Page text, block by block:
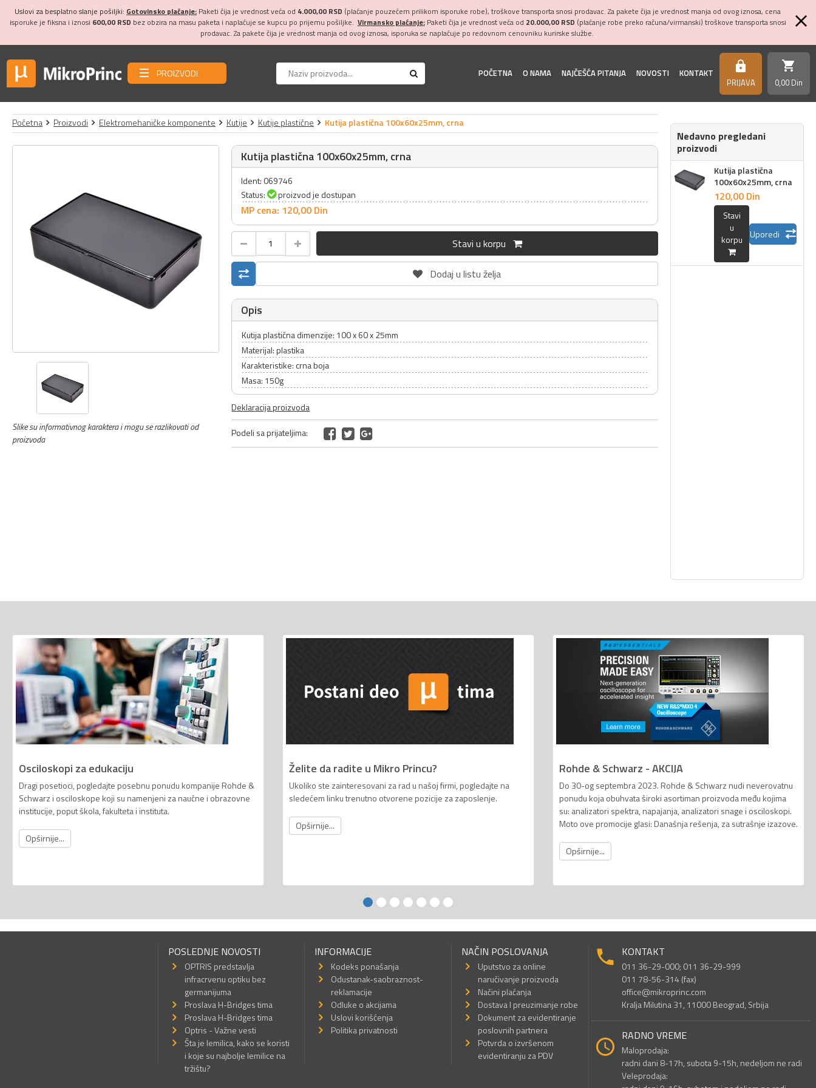
Uslovi za besplatno slanje pošiljki: Gotovinsko plaćanje: Paketi čija je vrednost veća od 4.000,00 RSD (plaćanje pouzećem prilikom isporuke robe), troškove transporta snosi prodavac. Za pakete čija je vrednost manja od ovog iznosa, cena
isporuke je fiksna i iznosi 600,00 RSD bez obzira na masu paketa i naplaćuje se kupcu po prijemu pošiljke. Virmansko plaćanje:Paketi čija je vrednost veća od 20.000,00 RSD (plaćanje robe preko računa/virmanski) troškove transporta snosi
prodavac. Za pakete čija je vrednost manja od ovog iznosa, isporuka se naplaćuje po redovnom cenovniku kurirske službe.
PROIZVODI POČETNA O NAMA NAJČEŠĆA PITANJA NOVOSTI KONTAKT https
PRIJAVA
shopping_cart
0,00 Din
Početna Proizvodi Elektromehaničke komponente Kutije Kutije plastične Kutija plastična 100x60x25mm, crna
Slike su informativnog karaktera i mogu se razlikovati od
proizvoda
Kutija plastična 100x60x25mm, crna
Ident: 069746
Status:
proizvod je dostupan
MP cena: 120,00 Din
Stavi u korpu
Dodaj u listu želja
Opis
Kutija plastična dimenzije: 100 x 60 x 25mm
Materijal: plastika
Karakteristike: crna boja
Masa: 150g
Deklaracija proizvoda
Podeli sa prijateljima:
Nedavno pregledani
proizvodi
Kutija plastična
100x60x25mm, crna
120,00 Din
Stavi
u
korpu
Uporedi
Osciloskopi za edukaciju
Dragi posetioci, pogledajte posebnu ponudu kompanije Rohde &
Schwarz i osciloskope koji su namenjeni za naučne i obrazovne
institucije, poput škola, fakulteta i instituta.
Opširnije...
Želite da radite u Mikro Princu?
Ukoliko ste zainteresovani za rad u našoj firmi, pogledajte na
sledećem linku trenutno otvorene pozicije za zaposlenje.
Opširnije...
Rohde & Schwarz - AKCIJA
Do 30-og septembra 2023. Rohde & Schwarz nudi neverovatnu
ponudu koja obuhvata široki asortiman proizvoda među kojima
su: analizatori spektra, napajanja, analizatori snage i osciloskopi.
Moto ove promocije glasi: Današnja rešenja, za sutrašnje izazove.
Opširnije...
POSLEDNJE NOVOSTI
OPTRIS predstavlja
infracrvenu optiku bez
germanijuma
Proslava H-Bridges tima
Proslava H-Bridges tima
Optris - Važne vesti
Šta je lemilica, kako se koristi
i koje su najbolje lemilice na
tržištu?
INFORMACIJE
Kodeks ponašanja
Odustanak-saobraznost-
reklamacije
Odluke o akcijama
Uslovi korišćenja
Politika privatnosti
NAČIN POSLOVANJA
Uputstvo za online
naručivanje proizvoda
Načini plaćanja
Dostava I preuzimanje robe
Dokument za evidentiranje
poslovnih partnera
Potvrda o izvršenom
evidentiranju za PDV
KONTAKT
011 36-29-000; 011 36-29-999
011 78-56-314 (fax)
office@mikroprinc.com
Kralja Milutina 31, 11000 Beograd, Srbija
RADNO VREME
Maloprodaja:
radni dani 8-17h, subota 9-15h, nedeljom ne radi
Veleprodaja: